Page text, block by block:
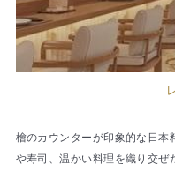
檜のカウンターが印象的な日
や寿司、温かい料理を織り交